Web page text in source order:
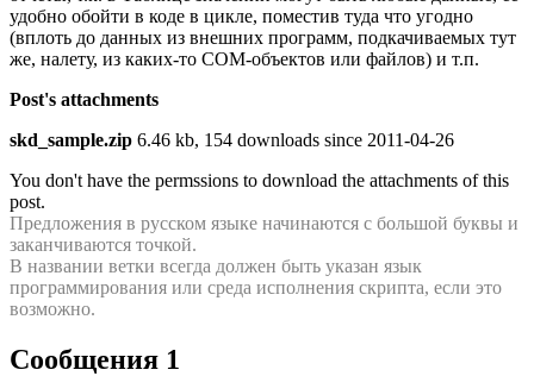
удобно обойти в коде в цикле, поместив туда что угодно
(вплоть до данных из внешних программ, подкачиваемых тут
же, налету, из каких-то COM-объектов или файлов) и т.п.
Post's attachments
skd_sample.zip 6.46 kb, 154 downloads since 2011-04-26
You don't have the permssions to download the attachments of this
post.
Предложения в русском языке начинаются с большой буквы и
заканчиваются точкой.
В названии ветки всегда должен быть указан язык
программирования или среда исполнения скрипта, если это
возможно.
Сообщения 1